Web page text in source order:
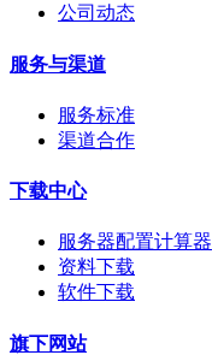
公司动态
服务与渠道
服务标准
渠道合作
下载中心
服务器配置计算器
资料下载
软件下载
旗下网站